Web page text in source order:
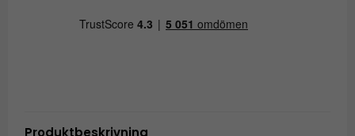
Produktbeskrivning